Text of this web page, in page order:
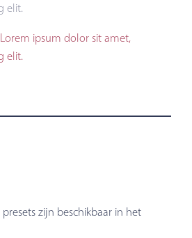
elit.
ipsum dolor sit amet,
elit.
zijn beschikbaar in het